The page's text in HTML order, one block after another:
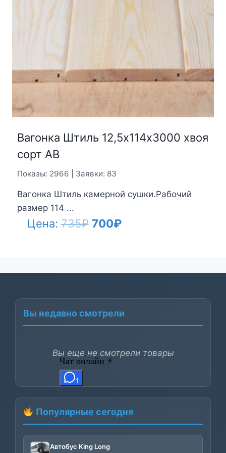
Вагонка Штиль 12,5х114х3000 хвоя
сорт АВ
Показы: 2966 | Заявки: 83
Вагонка Штиль камерной сушки.Рабочий
размер 114 ...
Цена:735₽ Первоначальная
735₽.
700₽Текущая
Вы недавно смотрели
Вы еще не смотрели товары
Популярные сегодня
Автобус King Long